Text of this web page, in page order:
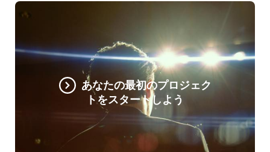
あなたの最初のプロジェク
トをスタートしよう